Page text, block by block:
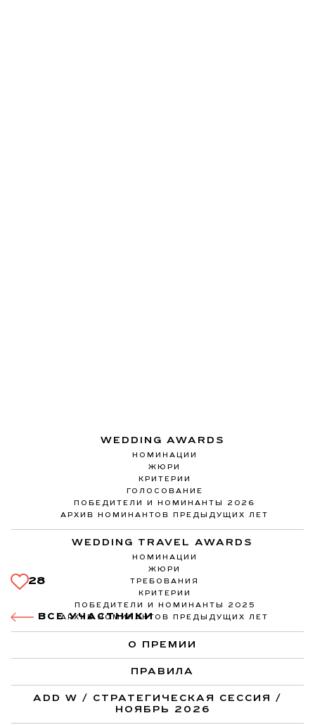
28
ВСЕ УЧАСТНИКИ
WEDDING AWARDS
НОМИНАЦИИ
ЖЮРИ
КРИТЕРИИ
ГОЛОСОВАНИЕ
ПОБЕДИТЕЛИ И НОМИНАНТЫ 2026
АРХИВ НОМИНАНТОВ ПРЕДЫДУЩИХ ЛЕТ
WEDDING TRAVEL AWARDS
НОМИНАЦИИ
ЖЮРИ
ТРЕБОВАНИЯ
КРИТЕРИИ
ПОБЕДИТЕЛИ И НОМИНАНТЫ 2025
АРХИВ НОМИНАНТОВ ПРЕДЫДУЩИХ ЛЕТ
О ПРЕМИИ
ПРАВИЛА
ADD W / СТРАТЕГИЧЕСКАЯ СЕССИЯ /
НОЯБРЬ 2026